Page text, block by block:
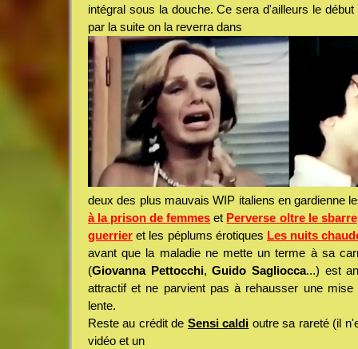
intégral sous la douche. Ce sera d'ailleurs le
par la suite on la reverra dans
deux des plus mauvais WIP italiens en gardienne
à la prison de femmes et Perverse oltre le sbarre
guerrier et les péplums érotiques Les nuits
avant que la maladie ne mette un terme à sa
(Giovanna Pettocchi,Guido Sagliocca...) est
attractif et ne parvient pas à rehausser une
lente.
Reste au crédit de Sensi caldi outre sa rareté (il
vidéo et un